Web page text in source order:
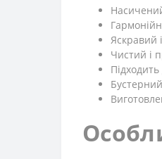
Яскравий
Чистий і
Підходить